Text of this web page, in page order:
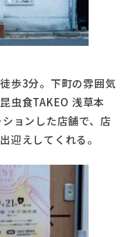
歩3分。下町の雰囲気
虫食TAKEO 浅草本
ョンした店舗で、店
迎えしてくれる。